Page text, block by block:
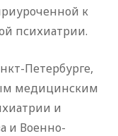
к
психиатрии.
Петербурге,
медицинским
и
и Военно-